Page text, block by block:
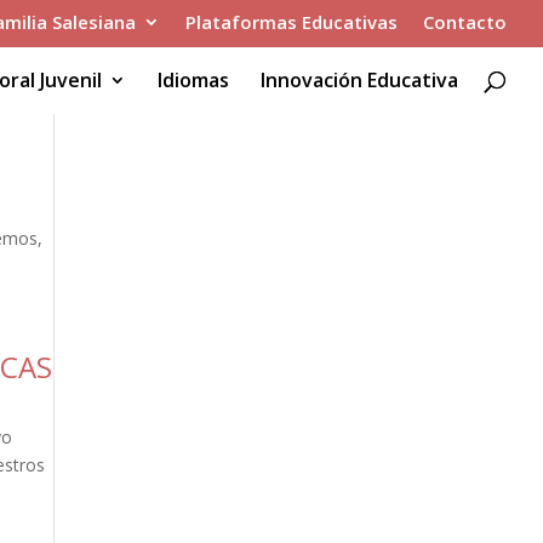
Salesiana Plataformas Educativas Contacto
Juvenil Idiomas Innovación Educativa